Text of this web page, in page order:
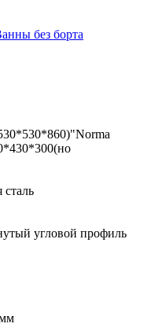
без борта
сталь
угловой профиль